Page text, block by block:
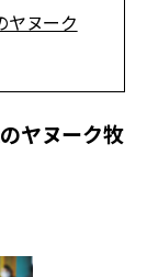
ヤヌーク
ヤヌーク牧